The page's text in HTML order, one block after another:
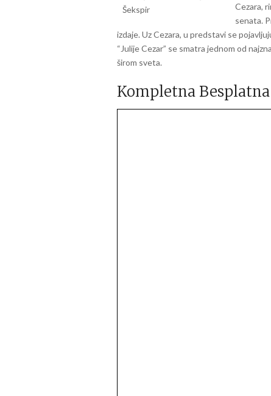
Cezara,
senata.
izdaje. Uz Cezara, u predstavi se
“Julije Cezar” se smatra jednom od
širom sveta.
Kompletna